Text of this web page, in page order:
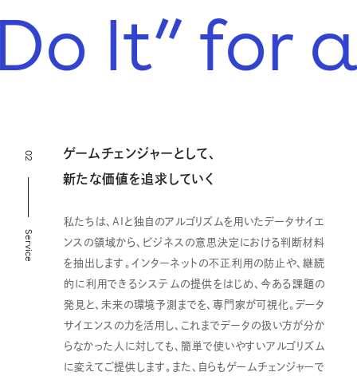
It” for
ゲームチェンジャーとして、
新たな価値を追求していく
02
Service
私たちは、AIと独自のアルゴリズムを用いたデータサイエ
ンスの領域から、ビジネスの意思決定における判断材料
を抽出します。インターネットの不正利用の防止や、継続
的に利用できるシステムの提供をはじめ、今ある課題の
発見と、未来の環境予測までを、専門家が可視化。データ
サイエンスの力を活用し、これまでデータの扱い方が分か
らなかった人に対しても、簡単で使いやすいアルゴリズム
に変えてご提供します。また、自らもゲームチェンジャーで